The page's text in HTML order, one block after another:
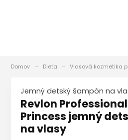
Domov Dieťa Vlasová kozmetika
jemný detský šampón na
Revlon
Princess jemný
na vlasy